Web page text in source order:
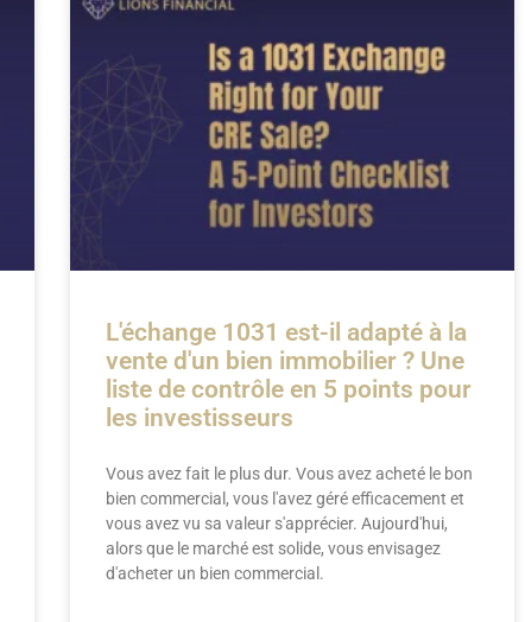
L'échange 1031 est-il adapté à la
vente d'un bien immobilier ? Une
liste de contrôle en 5 points pour
les investisseurs
Vous avez fait le plus dur. Vous avez acheté le bon
bien commercial, vous l'avez géré efficacement et
vous avez vu sa valeur s'apprécier. Aujourd'hui,
alors que le marché est solide, vous envisagez
d'acheter un bien commercial.